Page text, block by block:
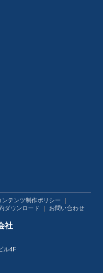
ンテンツ制作ポリシー
ダウンロード お問い合わせ
社
ル4F